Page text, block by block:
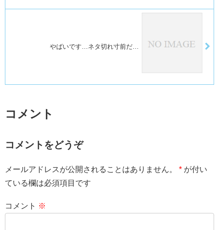
やばいです…ネタ切れ寸前だ…
コメント
コメントをどうぞ
メールアドレスが公開されることはありません。 * が付い
ている欄は必須項目です
コメント ※